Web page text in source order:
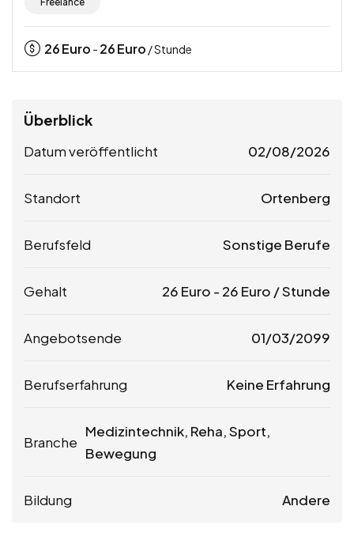
26Euro - 26Euro / Stunde
Überblick
Datum veröffentlicht 02/08/2026
Standort Ortenberg
Berufsfeld Sonstige Berufe
Gehalt 26 Euro - 26 Euro / Stunde
Angebotsende 01/03/2099
Berufserfahrung Keine Erfahrung
Branche
Medizintechnik, Reha, Sport,
Bewegung
Bildung Andere